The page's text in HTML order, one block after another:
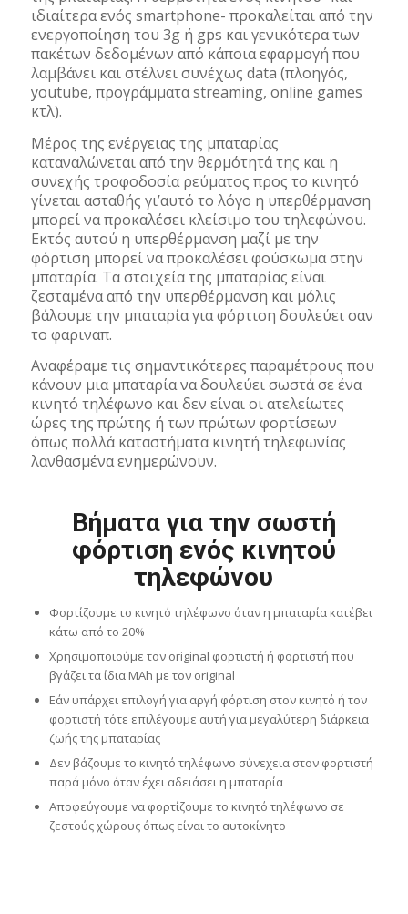
ιδιαίτερα ενός smartphone- προκαλείται από την
ενεργοποίηση του 3g ή gps και γενικότερα των
πακέτων δεδομένων από κάποια εφαρμογή που
λαμβάνει και στέλνει συνέχως data (πλοηγός,
youtube, προγράμματα streaming, online games
κτλ).
Μέρος της ενέργειας της μπαταρίας
καταναλώνεται από την θερμότητά της και η
συνεχής τροφοδοσία ρεύματος προς το κινητό
γίνεται ασταθής γι’αυτό το λόγο η υπερθέρμανση
μπορεί να προκαλέσει κλείσιμο του τηλεφώνου.
Εκτός αυτού η υπερθέρμανση μαζί με την
φόρτιση μπορεί να προκαλέσει φούσκωμα στην
μπαταρία. Τα στοιχεία της μπαταρίας είναι
ζεσταμένα από την υπερθέρμανση και μόλις
βάλουμε την μπαταρία για φόρτιση δουλεύει σαν
το φαριναπ.
Αναφέραμε τις σημαντικότερες παραμέτρους που
κάνουν μια μπαταρία να δουλεύει σωστά σε ένα
κινητό τηλέφωνο και δεν είναι οι ατελείωτες
ώρες της πρώτης ή των πρώτων φορτίσεων
όπως πολλά καταστήματα κινητή τηλεφωνίας
λανθασμένα ενημερώνουν.
Βήματα για την σωστή
φόρτιση ενός κινητού
τηλεφώνου
Φορτίζουμε το κινητό τηλέφωνο όταν η μπαταρία κατέβει
κάτω από το 20%
Χρησιμοποιούμε τον original φορτιστή ή φορτιστή που
βγάζει τα ίδια MAh με τον original
Εάν υπάρχει επιλογή για αργή φόρτιση στον κινητό ή τον
φορτιστή τότε επιλέγουμε αυτή για μεγαλύτερη διάρκεια
ζωής της μπαταρίας
Δεν βάζουμε το κινητό τηλέφωνο σύνεχεια στον φορτιστή
παρά μόνο όταν έχει αδειάσει η μπαταρία
Αποφεύγουμε να φορτίζουμε το κινητό τηλέφωνο σε
ζεστούς χώρους όπως είναι το αυτοκίνητο